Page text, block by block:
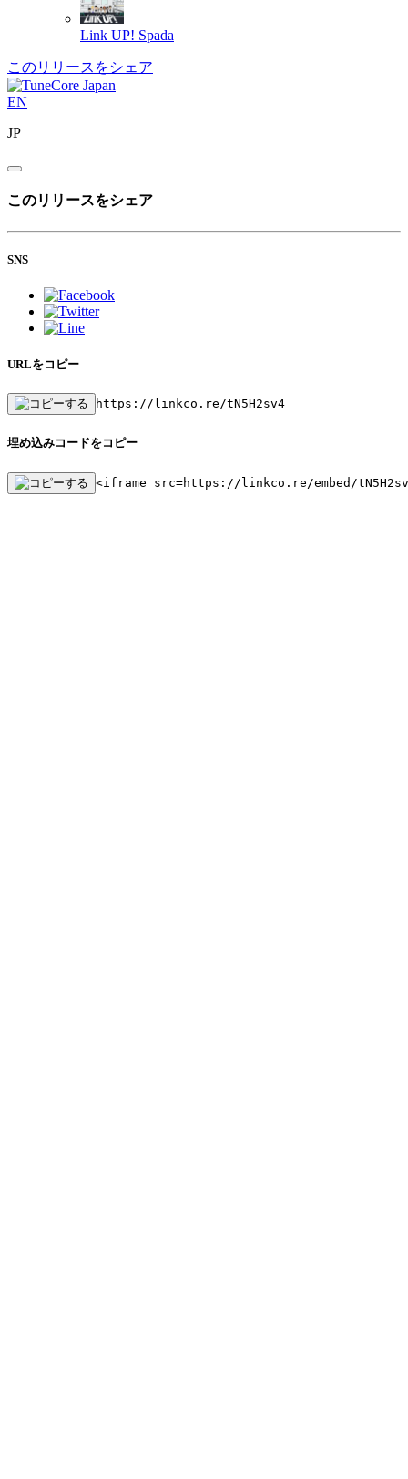
Link UP! Spada
このリリースをシェア
EN
JP
このリリースをシェア
SNS
URLをコピー
https://linkco.re/tN5H2sv4
埋め込みコードをコピー
<iframe src=https://linkco.re/embed/